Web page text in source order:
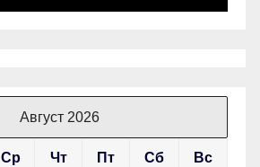
Август 2026
Ср Чт Пт Сб Вс